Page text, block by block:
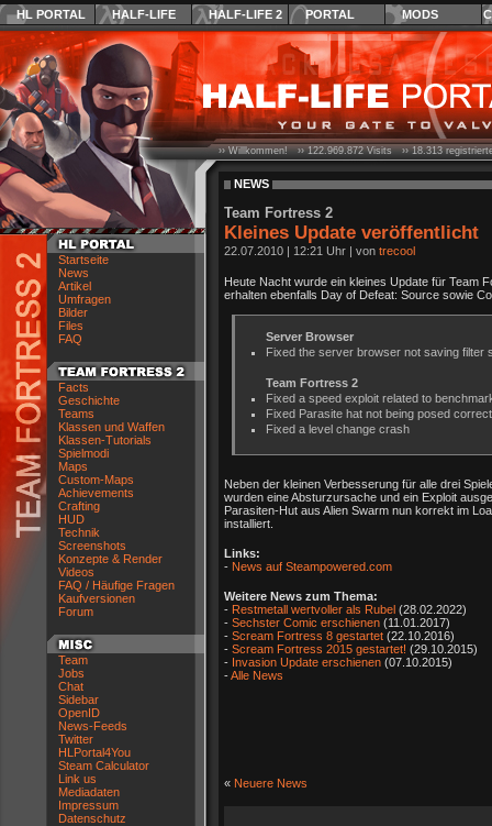
HL PORTAL HALF-LIFE HALF-LIFE 2 PORTAL MODS
Startseite
News
Artikel
Umfragen
Bilder
Files
FAQ
Facts
Geschichte
Teams
Klassen und Waffen
Klassen-Tutorials
Spielmodi
Maps
Custom-Maps
Achievements
Crafting
HUD
Technik
Screenshots
Konzepte & Render
Videos
FAQ / Häufige Fragen
Kaufversionen
Forum
Team
Jobs
Chat
Sidebar
OpenID
News-Feeds
Twitter
HLPortal4You
Steam Calculator
Link us
Mediadaten
Impressum
Datenschutz
›› Willkommen! ››122.969.872Visits ››18.313
NEWS
Team Fortress 2
Kleines Update veröffentlicht
22.07.2010 | 12:21 Uhr | von trecool
Heute Nacht wurde ein kleines Update für Team
erhalten ebenfalls Day of Defeat: Source sowie
Server Browser
Fixed the server browser not saving filter
Team Fortress 2
Fixed a speed exploit related to
Fixed Parasite hat not being posed
Fixed a level change crash
Neben der kleinen Verbesserung für alle drei
wurden eine Absturzursache und ein Exploit
Parasiten-Hut aus Alien Swarm nun korrekt im
installiert.
Links:
- News auf Steampowered.com
Weitere News zum Thema:
- Restmetall wertvoller als Rubel (28.02.2022)
- Sechster Comic erschienen (11.01.2017)
- Scream Fortress 8 gestartet (22.10.2016)
- Scream Fortress 2015 gestartet! (29.10.2015)
- Invasion Update erschienen (07.10.2015)
-Alle News
« Neuere News